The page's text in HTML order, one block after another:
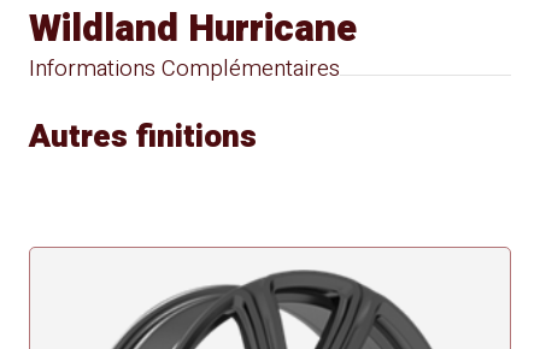
Informations Complémentaires
Wildland Hurricane
Autres finitions